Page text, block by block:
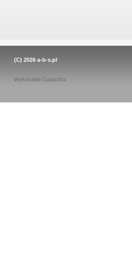
(C) 2026 a-b-s.pl
Wykonanie Galactica